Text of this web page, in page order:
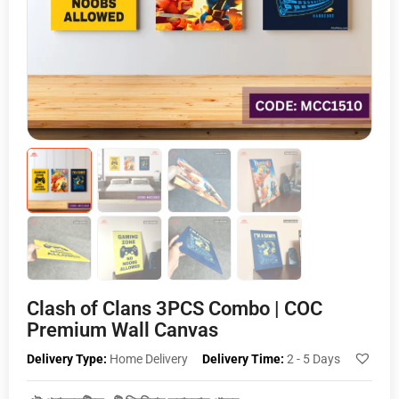
Clash of Clans 3PCS Combo | COC
Premium Wall Canvas
Delivery Type: Home Delivery Delivery Time: 2 - 5 Days